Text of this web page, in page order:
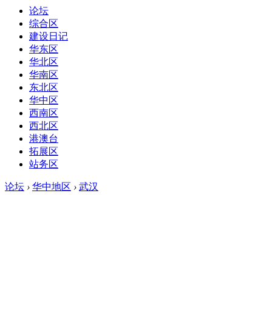
论坛
综合区
建设日记
华东区
华北区
华南区
东北区
华中区
西南区
西北区
港澳台
拓展区
站务区
论坛 › 华中地区 › 武汉